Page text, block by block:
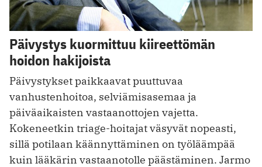
Päivystys kuormittuu kiireettömän
hoidon hakijoista
Päivystykset paikkaavat puuttuvaa
vanhustenhoitoa, selviämisasemaa ja
päiväaikaisten vastaanottojen vajetta.
Kokeneetkin triage-hoitajat väsyvät nopeasti,
sillä potilaan käännyttäminen on työläämpää
kuin lääkärin vastaanotolle päästäminen. Jarmo